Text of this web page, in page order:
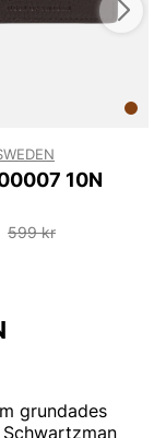
10N
599 kr
grundades